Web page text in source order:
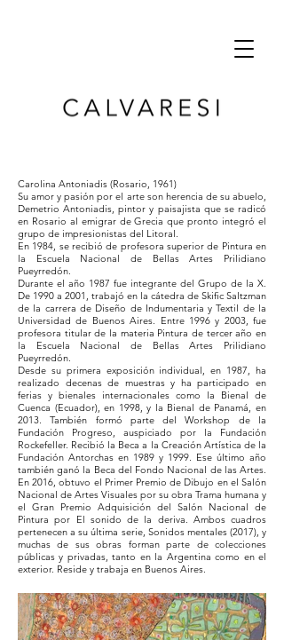
Carolina Antoniadis (Rosario, 1961)
Su amor y pasión por el arte son herencia de su abuelo,
Demetrio Antoniadis, pintor y paisajista que se radicó
en Rosario al emigrar de Grecia que pronto integró el
grupo de impresionistas del Litoral.
En 1984, se recibió de profesora superior de Pintura en
la Escuela Nacional de Bellas Artes Prilidiano
Pueyrredón.
Durante el año 1987 fue integrante del Grupo de la X.
De 1990 a 2001, trabajó en la cátedra de Skific Saltzman
de la carrera de Diseño de Indumentaria y Textil de la
Universidad de Buenos Aires. Entre 1996 y 2003, fue
profesora titular de la materia Pintura de tercer año en
la Escuela Nacional de Bellas Artes Prilidiano
Pueyrredón.
Desde su primera exposición individual, en 1987, ha
realizado decenas de muestras y ha participado en
ferias y bienales internacionales como la Bienal de
Cuenca (Ecuador), en 1998, y la Bienal de Panamá, en
2013. También formó parte del Workshop de la
Fundación Progreso, auspiciado por la Fundación
Rockefeller. Recibió la Beca a la Creación Artística de la
Fundación Antorchas en 1989 y 1999. Ese último año
también ganó la Beca del Fondo Nacional de las Artes.
En 2016, obtuvo el Primer Premio de Dibujo en el Salón
Nacional de Artes Visuales por su obra Trama humana y
el Gran Premio Adquisición del Salón Nacional de
Pintura por El sonido de la deriva. Ambos cuadros
pertenecen a su última serie, Sonidos mentales (2017), y
muchas de sus obras forman parte de colecciones
públicas y privadas, tanto en la Argentina como en el
exterior. Reside y trabaja en Buenos Aires.